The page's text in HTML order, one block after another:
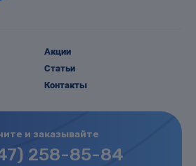
Акции
Статьи
Контакты
и заказывайте
258-85-84